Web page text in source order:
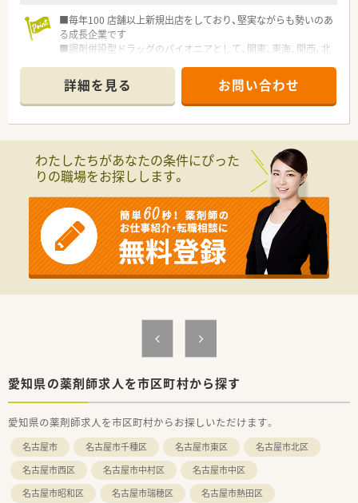
■毎年100 店舗以上新規出店をしており、堅実ながらも勢いのあ
る成長企業です
■調剤併設型ドラッグのパイオニアとして、関東、東海、関西、北
■研修制度は様々なプランがあり、集合研修だけでなく任意で受
講可能な研修も幅広く用意されています
■店舗で活躍する従業員、社外で活躍する従業員、将来経営幹部
となる従業員など、薬剤師として様々な活躍ができるフィールド
■総合薬剤師・調剤薬剤師（土日休み・19時までの勤務）どちらか
の働き方を選択できます
■調剤併設型だけでなく「医療モール・クリニック併設店舗」「敷
地内薬局」「訪問調剤特化型店舗」など様々な店舗を運営してい
ます
■在宅医療にも積極的取り組んでおり「訪問調剤特化型店舗」を
50店舗以上、無菌調剤室は業界最多の51店舗設置しています
■「プラチナくるみん認定企業」「健康経営優良法人2023（大規模
法人部門）認定」等を取得し一人ひとりが働きやすい環境が整備
されています
■充実した研修制度、人事制度、評価制度、キャリア支援制度等
詳細を見る お問い合わせ
わたしたちがあなたの条件にぴった
りの職場をお探しします。
愛知県の薬剤師求人を市区町村から探す
愛知県の薬剤師求人を市区町村からお探しいただけます。
名古屋市 名古屋市千種区 名古屋市東区
名古屋市北区
名古屋市西区
名古屋市中村区
名古屋市中区
名古屋市昭和区
名古屋市瑞穂区
名古屋市熱田区